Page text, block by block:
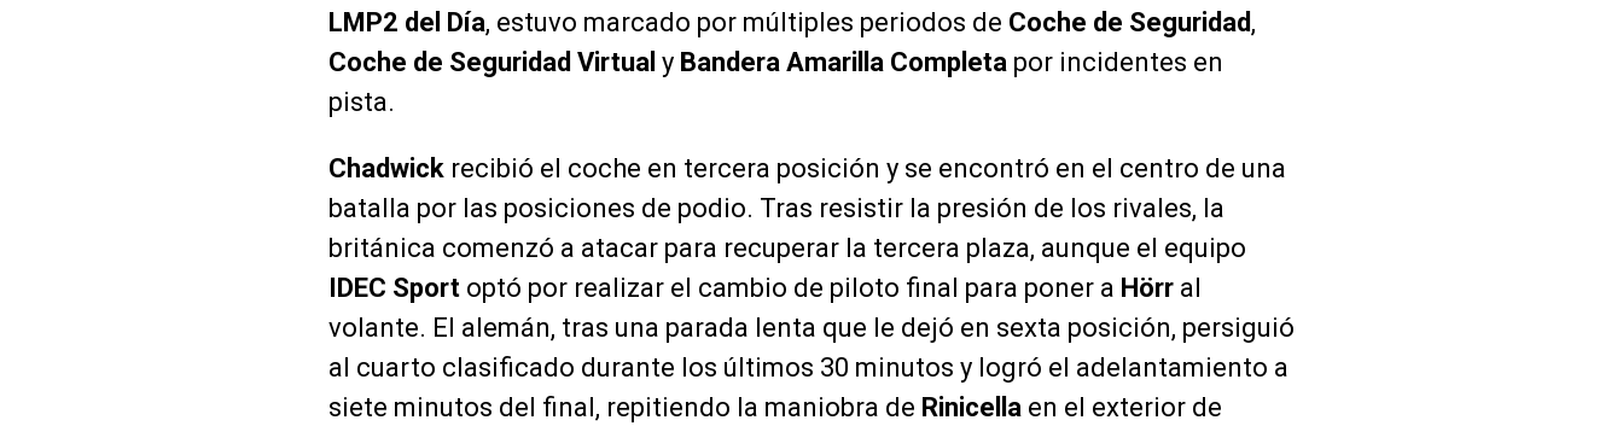
LMP2 del Día, estuvo marcado por múltiples periodos de Coche de Seguridad ,
Coche de Seguridad Virtual y Bandera Amarilla Completa por incidentes en
pista.
Chadwick recibió el coche en tercera posición y se encontró en el centro de una
batalla por las posiciones de podio. Tras resistir la presión de los rivales, la
británica comenzó a atacar para recuperar la tercera plaza, aunque el equipo
IDEC Sport optó por realizar el cambio de piloto final para poner a Hörr al
volante. El alemán, tras una parada lenta que le dejó en sexta posición, persiguió
al cuarto clasificado durante los últimos 30 minutos y logró el adelantamiento a
siete minutos del final, repitiendo la maniobra de Rinicella en el exterior de